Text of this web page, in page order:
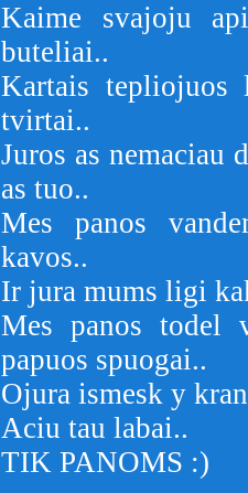
Kaime svajoju
buteliai..
Kartais
tvirtai..
Juros as nemaciau
as tuo..
Mes panos
kavos..
Ir jura mums ligi
Mes panos todel
papuos spuogai..
Ojura ismesk y
Aciu tau labai..
TIK PANOMS :)